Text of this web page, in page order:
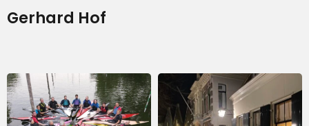
Gerhard Hof